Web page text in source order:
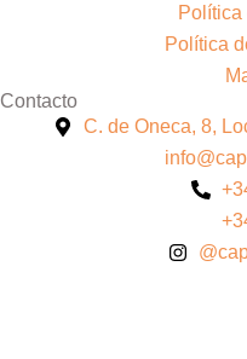
Política
Política
Contacto
C. de Oneca, 8,